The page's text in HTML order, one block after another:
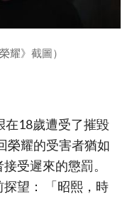
耀》截圖）
在18歲遭受了摧毀
榮耀的受害者猶如
受遲來的懲罰。
望： 「昭熙，時